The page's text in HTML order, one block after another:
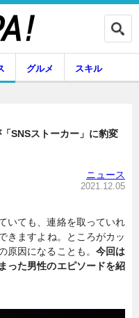
専門家インタビュー
ニュース
グルメ スキル
SNSストーカー」に豹変
ニュース
2021.12.05
いても、連絡を取っていれ
きますよね。ところがカッ
原因になることも。 今回は
った男性のエピソードを紹